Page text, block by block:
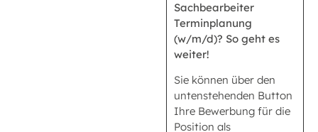
Sachbearbeiter
Terminplanung
(w/m/d)? So geht es
weiter!
Sie können über den
untenstehenden Button
Ihre Bewerbung für die
Position als